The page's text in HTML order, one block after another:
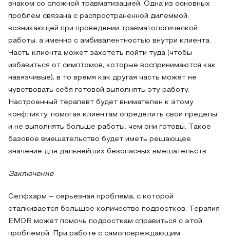
знаком со сложной травматизацией. Одна из основных
проблем связана с распространенной дилеммой,
возникающей при проведении травматологической
работы, а именно с амбивалентностью внутри клиента.
Часть клиента может захотеть пойти туда (чтобы
избавиться от симптомов, которые воспринимаются как
навязчивые), в то время как другая часть может не
чувствовать себя готовой выполнять эту работу.
Настроенный терапевт будет внимателен к этому
конфликту, помогая клиентам определить свои пределы
и не выполнять больше работы, чем они готовы. Такое
базовое вмешательство будет иметь решающее
значение для дальнейших безопасных вмешательств.
Заключение
Селфхарм – серьезная проблема, с которой
сталкивается большое количество подростков. Терапия
EMDR может помочь подросткам справиться с этой
проблемой. При работе с самоповреждающим